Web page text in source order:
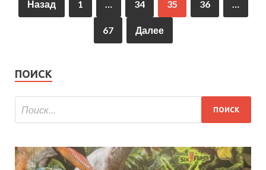
Назад 1 … 34 35 36 …
67 Далее
ПОИСК